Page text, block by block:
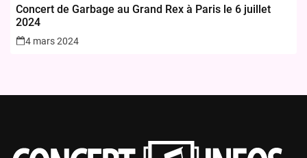
Concert de Garbage au Grand Rex à Paris le 6 juillet
2024
4 mars 2024